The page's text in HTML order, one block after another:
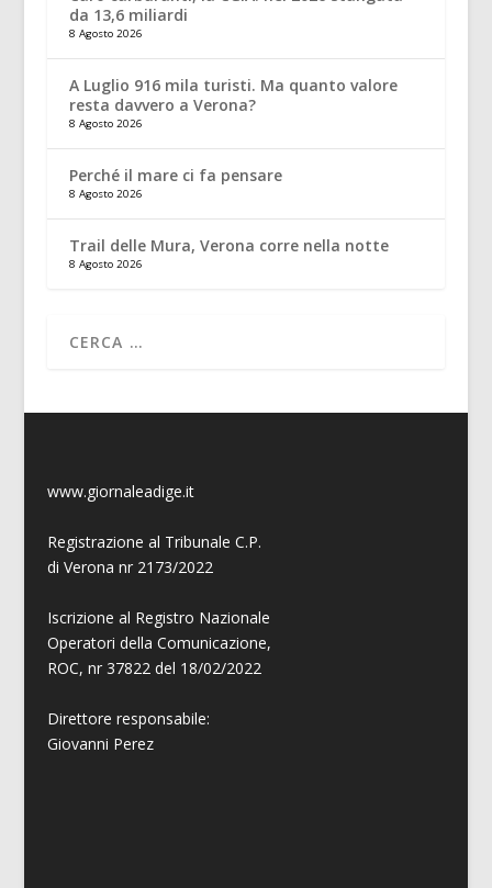
da 13,6 miliardi
8 Agosto 2026
A Luglio 916 mila turisti. Ma quanto valore
resta davvero a Verona?
8 Agosto 2026
Perché il mare ci fa pensare
8 Agosto 2026
Trail delle Mura, Verona corre nella notte
8 Agosto 2026
www.giornaleadige.it
Registrazione al Tribunale C.P.
di Verona nr 2173/2022
Iscrizione al Registro Nazionale
Operatori della Comunicazione,
ROC, nr 37822 del 18/02/2022
Direttore responsabile:
Giovanni Perez